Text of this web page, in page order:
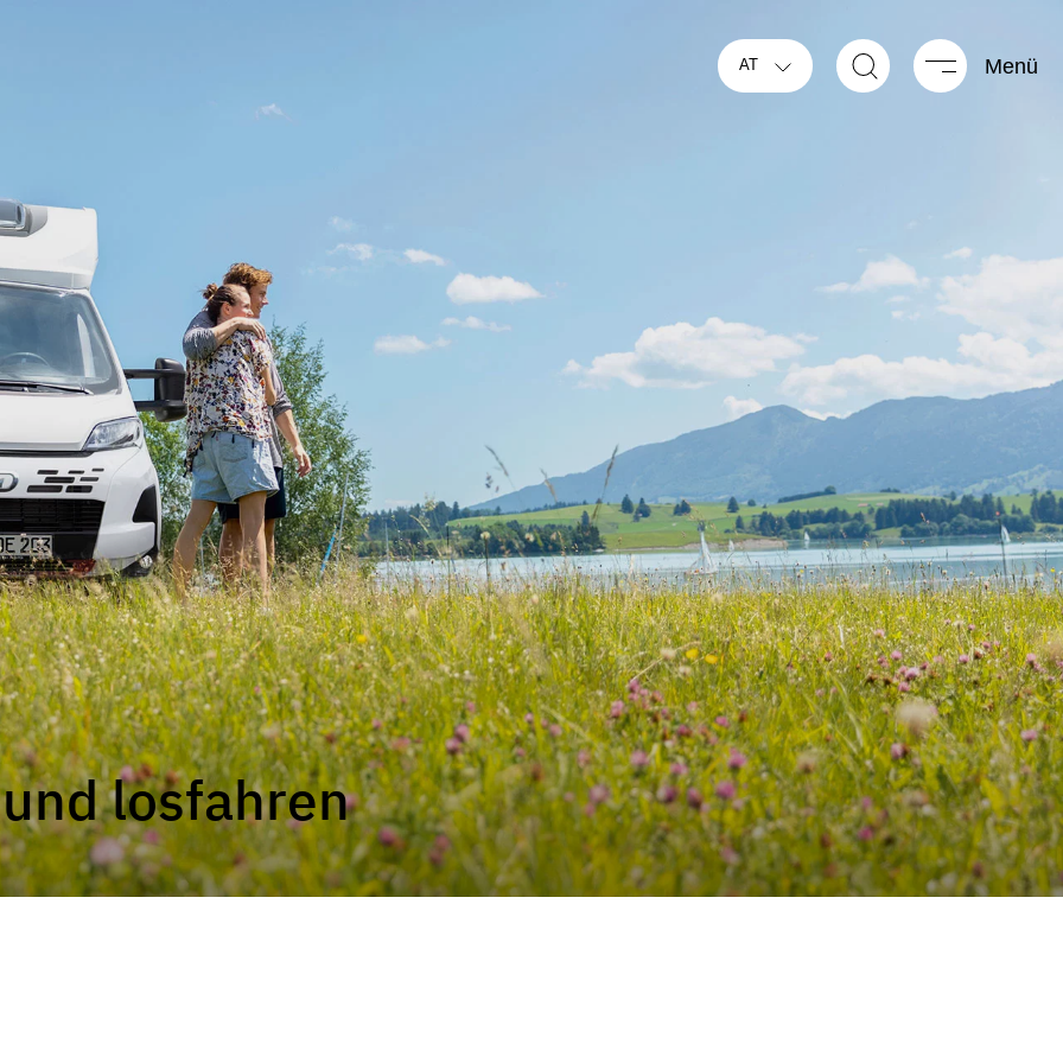
AT Menü
ACTIVE GLOBEBUS GO ACTIVE
Teilintegriert
GLOBEBUS PERFORMANCE
NEU
GLOBEBUS PERFORMANCE
Teilintegriert
ACTIVE JUST GO ACTIVE
Teilintegriert
NEU
JUST VAN
Teilintegriert
NEU
TREND ACTIVE
Teilintegriert & Integriert
NEU
XL I ALPA
losfahren